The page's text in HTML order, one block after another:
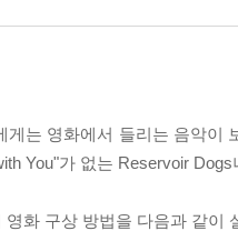
게는 영화에서 들리는 음악이
You"가 없는 Reservoir
영화 구상 방법을 다음과 같이